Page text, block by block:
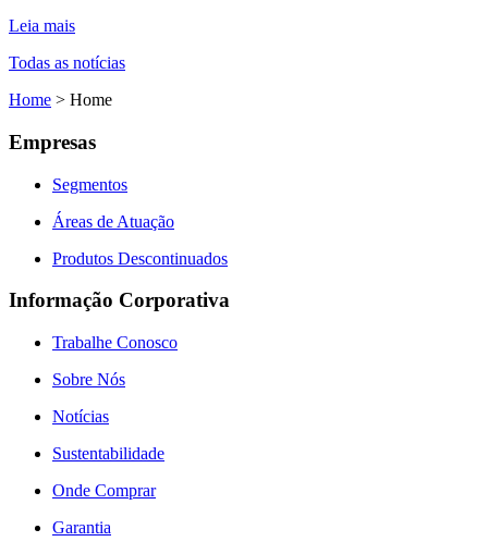
Leia mais
Todas as notícias
Home > Home
Empresas
Segmentos
Áreas de Atuação
Produtos Descontinuados
Informação Corporativa
Trabalhe Conosco
Sobre Nós
Notícias
Sustentabilidade
Onde Comprar
Garantia